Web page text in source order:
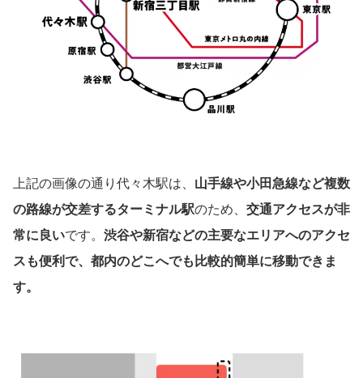
上記の画像の通り代々木駅は、 山手線や小田急線など複数
の路線が交差するターミナル駅のため、 交通アクセスが非
常に良いです。 渋谷や新宿などの主要なエリアへのアクセ
スも便利で、都内のどこへでも比較的簡単に移動できま
す。